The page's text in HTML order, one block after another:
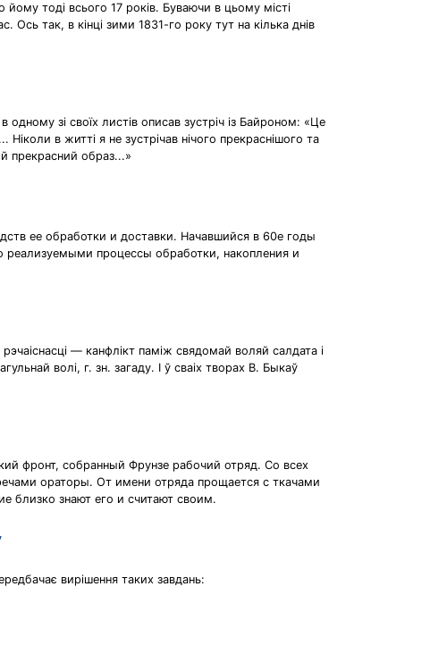
тоді всього 17 років. Буваючи в цьому місті
Ось так, в кінці зими 1831-го року тут на кілька днів
зі своїх листів описав зустріч із Байроном: «Це
в житті я не зустрічав нічого прекраснішого та
прекрасний образ...»
ее обработки и доставки. Начавшийся в 60е годы
процессы обработки, накопления и
— канфлікт паміж свядомай воляй салдата і
волі, г. зн. загаду. I ў сваіх творах В. Быкаў
фронт, собранный Фрунзе рабочий отряд. Со всех
ораторы. От имени отряда прощается с ткачами
близко знают его и считают своим.
вирішення таких завдань: